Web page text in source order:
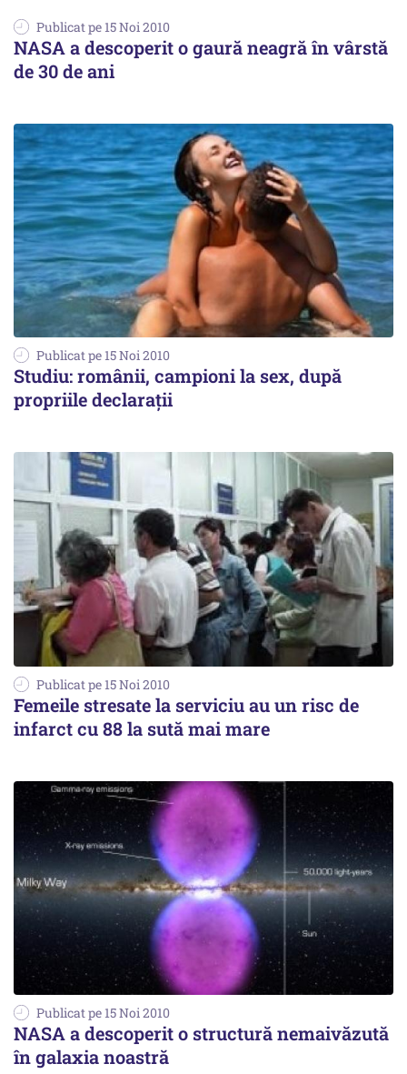
Publicat pe 15 Noi 2010
NASA a descoperit o gaură neagră în vârstă
de 30 de ani
Publicat pe 15 Noi 2010
Studiu: românii, campioni la sex, după
propriile declaraţii
Publicat pe 15 Noi 2010
Femeile stresate la serviciu au un risc de
infarct cu 88 la sută mai mare
Publicat pe 15 Noi 2010
NASA a descoperit o structură nemaivăzută
în galaxia noastră